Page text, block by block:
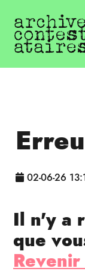
02-06-26
Il n'y a
que